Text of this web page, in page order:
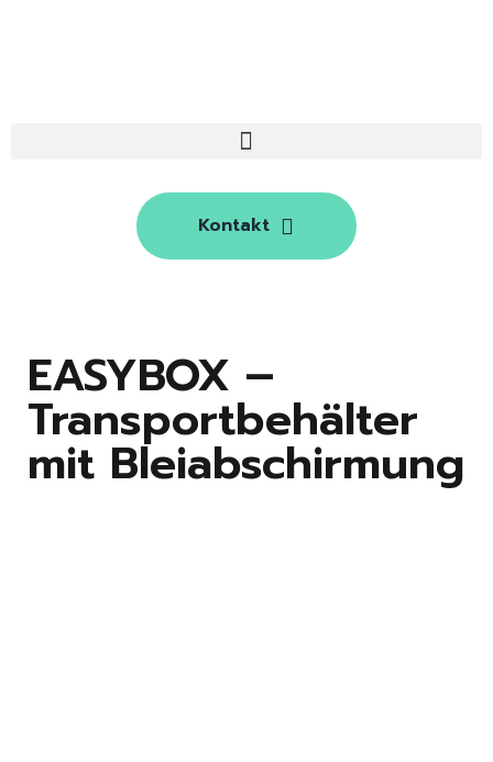
Kontakt
EASYBOX –
Transportbehälter
mit Bleiabschirmung